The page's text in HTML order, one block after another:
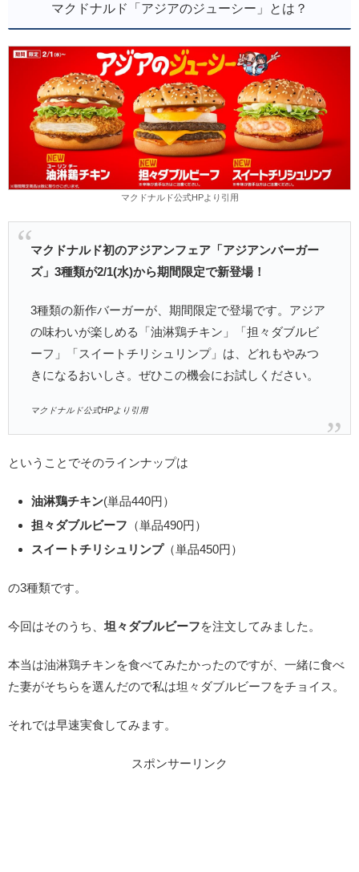
マクドナルド「アジアのジューシー」とは？
マクドナルド公式HPより引用
マクドナルド初のアジアンフェア「アジアンバーガー
ズ」3種類が2/1(水)から期間限定で新登場！
3種類の新作バーガーが、期間限定で登場です。アジア
の味わいが楽しめる「油淋鶏チキン」「担々ダブルビ
ーフ」「スイートチリシュリンプ」は、どれもやみつ
きになるおいしさ。ぜひこの機会にお試しください。
マクドナルド公式HPより引用
ということでそのラインナップは
油淋鶏チキン(単品440円）
担々ダブルビーフ （単品490円）
スイートチリシュリンプ（単品450円）
の3種類です。
今回はそのうち、坦々ダブルビーフを注文してみました。
本当は油淋鶏チキンを食べてみたかったのですが、一緒に食べ
た妻がそちらを選んだので私は坦々ダブルビーフをチョイス。
それでは早速実食してみます。
スポンサーリンク